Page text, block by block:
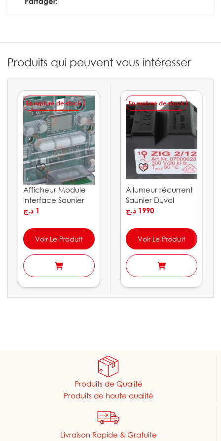
Produits qui peuvent vous intéresser
En rupture de stock
Afficheur Module
interface Saunier
Duval 35kw
1 د.ج
Voir Le Produit
En rupture de stock
Allumeur récurrent
Saunier Duval
S5742700
1990 د.ج
Voir Le Produit
Produits de Qualité
Produits de haute qualité
Livraison Rapide & Gratuite